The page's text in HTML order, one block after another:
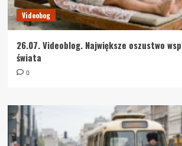
Videobog
26.07. Videoblog. Największe oszustwo
świata
0